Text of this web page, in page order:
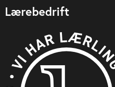
Lærebedrift